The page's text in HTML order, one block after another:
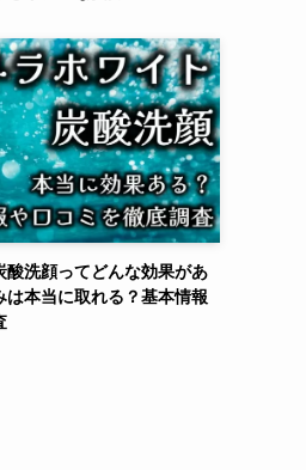
酸洗顔ってどんな効果があ
は本当に取れる？基本情報